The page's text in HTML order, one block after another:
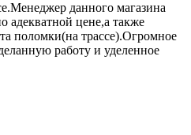
данного магазина
адекватной цене,а также
поломки(на трассе).Огромное
работу и уделенное